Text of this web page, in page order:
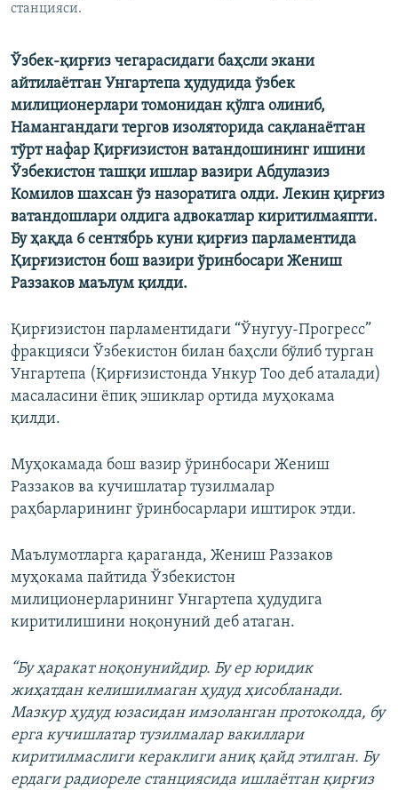
станцияси.
Ўзбек-қирғиз чегарасидаги баҳсли экани
айтилаётган Унгартепа ҳудудида ўзбек
милиционерлари томонидан қўлга олиниб,
Намангандаги тергов изоляторида сақланаётган
тўрт нафар Қирғизистон ватандошининг ишини
Ўзбекистон ташқи ишлар вазири Абдулазиз
Комилов шахсан ўз назоратига олди. Лекин қирғиз
ватандошлари олдига адвокатлар киритилмаяпти.
Бу ҳақда 6 сентябрь куни қирғиз парламентида
Қирғизистон бош вазири ўринбосари Жениш
Раззаков маълум қилди.
Қирғизистон парламентидаги “Ўнугуу-Прогресс”
фракцияси Ўзбекистон билан баҳсли бўлиб турган
Унгартепа (Қирғизистонда Ункур Тоо деб аталади)
масаласини ёпиқ эшиклар ортида муҳокама
қилди.
Муҳокамада бош вазир ўринбосари Жениш
Раззаков ва кучишлатар тузилмалар
раҳбарларининг ўринбосарлари иштирок этди.
Маълумотларга қараганда, Жениш Раззаков
муҳокама пайтида Ўзбекистон
милиционерларининг Унгартепа ҳудудига
киритилишини ноқонуний деб атаган.
“Бу ҳаракат ноқонунийдир. Бу ер юридик
жиҳатдан келишилмаган ҳудуд ҳисобланади.
Мазкур ҳудуд юзасидан имзоланган протоколда, бу
ерга кучишлатар тузилмалар вакиллари
киритилмаслиги кераклиги аниқ қайд этилган. Бу
ердаги радиореле станциясида ишлаётган қирғиз